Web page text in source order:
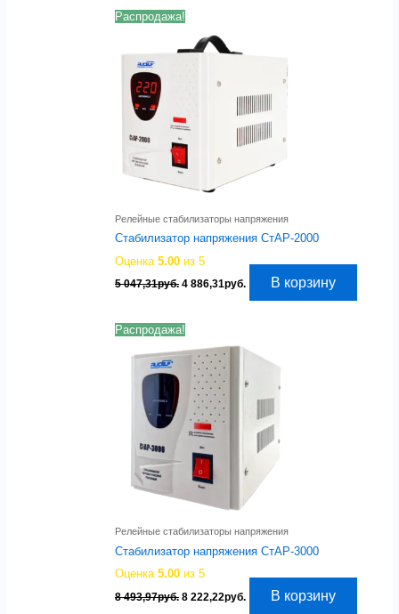
Распродажа!
Релейные стабилизаторы напряжения
Стабилизатор напряжения СтАР-2000
Оценка5.00 из 5
5 047,31руб. Первоначальная
5
047,31руб..
4 886,31руб. ТекущаяВ корзину
Распродажа!
Релейные стабилизаторы напряжения
Стабилизатор напряжения СтАР-3000
Оценка5.00 из 5
8 493,97руб. Первоначальная
8 222,22руб. ТекущаяВ корзину